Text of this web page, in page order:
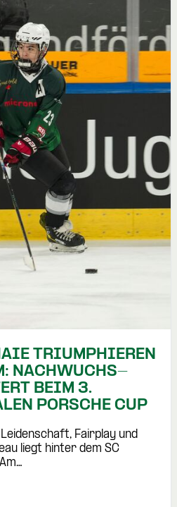
TRIUMPHIEREN
NACHWUCHS-
BEIM 3.
PORSCHE CUP
Fairplay und
liegt hinter dem SC